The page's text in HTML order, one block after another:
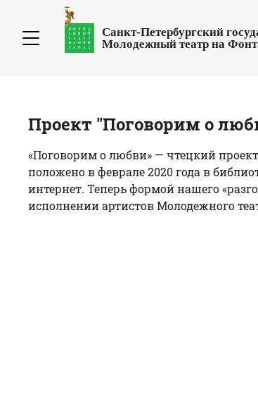
Санкт-Петербургский
Молодежный театр на
Проект "Поговорим о
«Поговорим о любви» — чтецкий
положено в феврале 2020 года в
интернет. Теперь формой нашего
исполнении артистов Молодежного